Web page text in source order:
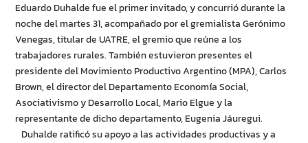
Eduardo Duhalde fue el primer invitado, y concurrió durante la
noche del martes 31, acompañado por el gremialista Gerónimo
Venegas, titular de UATRE, el gremio que reúne a los
trabajadores rurales. También estuvieron presentes el
presidente del Movimiento Productivo Argentino (MPA), Carlos
Brown, el director del Departamento Economía Social,
Asociativismo y Desarrollo Local, Mario Elgue y la
representante de dicho departamento, Eugenia Jáuregui.
Duhalde ratificó su apoyo a las actividades productivas y a